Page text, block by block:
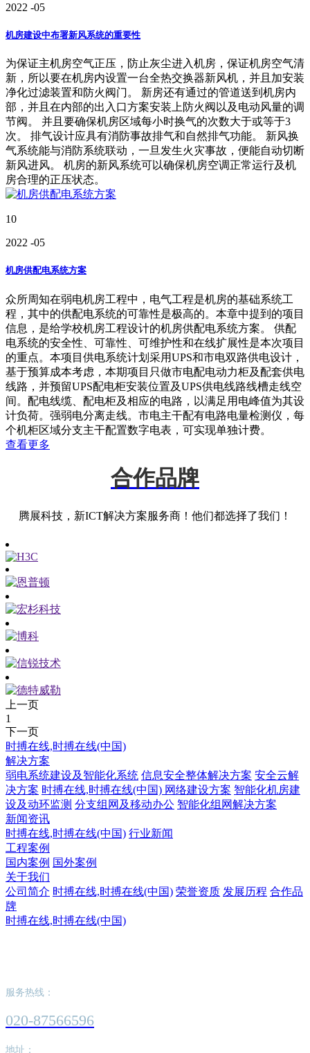
2022 -05
机房建设中布署新风系统的重要性
为保证主机房空气正压，防止灰尘进入机房，保证机房空气清
新，所以要在机房内设置一台全热交换器新风机，并且加安装
净化过滤装置和防火阀门。 新房还有通过的管道送到机房内
部，并且在内部的出入口方案安装上防火阀以及电动风量的调
节阀。 并且要确保机房区域每小时换气的次数大于或等于3
次。 排气设计应具有消防事故排气和自然排气功能。 新风换
气系统能与消防系统联动，一旦发生火灾事故，便能自动切断
新风进风。 机房的新风系统可以确保机房空调正常运行及机
房合理的正压状态。
10
2022 -05
机房供配电系统方案
众所周知在弱电机房工程中，电气工程是机房的基础系统工
程，其中的供配电系统的可靠性是极高的。本章中提到的项目
信息，是给学校机房工程设计的机房供配电系统方案。 供配
电系统的安全性、可靠性、可维护性和在线扩展性是本次项目
的重点。本项目供电系统计划采用UPS和市电双路供电设计，
基于预算成本考虑，本期项目只做市电配电动力柜及配套供电
线路，并预留UPS配电柜安装位置及UPS供电线路线槽走线空
间。配电线缆、配电柜及相应的电路，以满足用电峰值为其设
计负荷。强弱电分离走线。市电主干配有电路电量检测仪，每
个机柜区域分支主干配置数字电表，可实现单独计费。
查看更多
合作品牌
腾展科技，新ICT解决方案服务商！他们都选择了我们！
上一页
1
下一页
时搏在线,时搏在线(中国)
解决方案
弱电系统建设及智能化系统 信息安全整体解决方案 安全云解
决方案 时搏在线,时搏在线(中国) 网络建设方案 智能化机房建
设及动环监测 分支组网及移动办公 智能化组网解决方案
新闻资讯
时搏在线,时搏在线(中国) 行业新闻
工程案例
国内案例 国外案例
关于我们
公司简介 时搏在线,时搏在线(中国) 荣誉资质 发展历程 合作品
牌
时搏在线,时搏在线(中国)
服务热线：
020-87566596
地址：